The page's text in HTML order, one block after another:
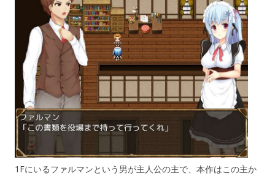
1Fにいるファルマンという男が主人公の主で、本作はこの主か